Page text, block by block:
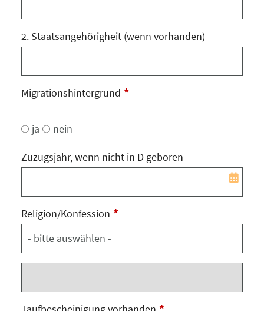
2. Staatsangehörigheit (wenn vorhanden)
Migrationshintergrund *
ja nein
Zuzugsjahr, wenn nicht in D geboren
Religion/Konfession *